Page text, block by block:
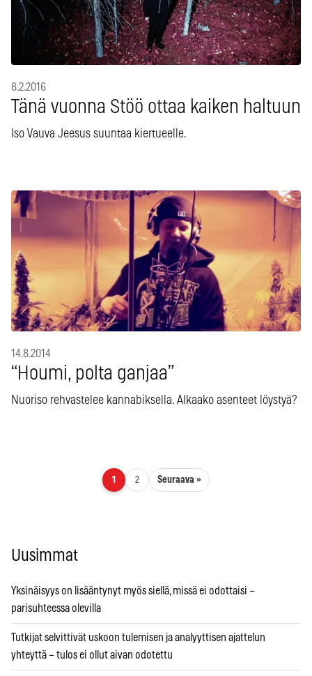
8.2.2016
Tänä vuonna Stöö ottaa kaiken haltuun
Iso Vauva Jeesus suuntaa kiertueelle.
14.8.2014
“Houmi, polta ganjaa”
Nuoriso rehvastelee kannabiksella. Alkaako asenteet löystyä?
Artikkelien sivutus
1 2 Seuraava »
Uusimmat
Yksinäisyys on lisääntynyt myös siellä, missä ei odottaisi –
parisuhteessa olevilla
Tutkijat selvittivät uskoon tulemisen ja analyyttisen ajattelun
yhteyttä – tulos ei ollut aivan odotettu